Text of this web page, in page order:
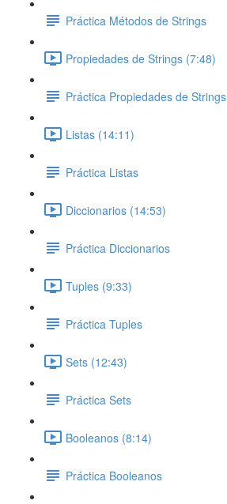
Práctica Métodos de Strings
Propiedades de Strings (7:48)
Práctica Propiedades de Strings
Listas (14:11)
Práctica Listas
Diccionarios (14:53)
Práctica Diccionarios
Tuples (9:33)
Práctica Tuples
Sets (12:43)
Práctica Sets
Booleanos (8:14)
Práctica Booleanos